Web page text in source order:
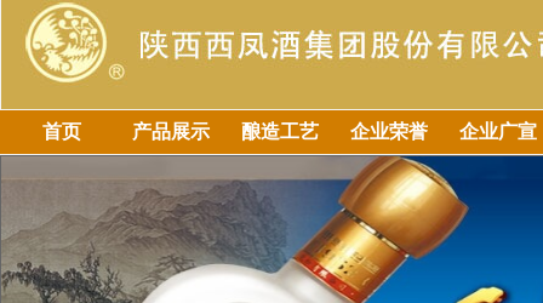
首页 产品展示 酿造工艺 企业荣誉 企业广宣